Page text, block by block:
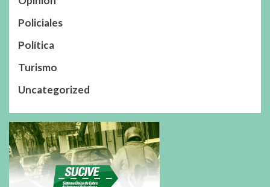
Policiales
Política
Turismo
Uncategorized